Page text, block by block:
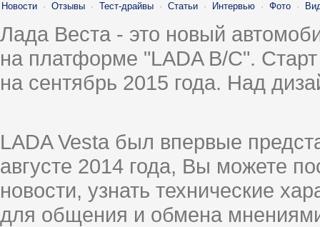
Новости · Отзывы · Тест-драйвы · Статьи · Интервью · Фото ·
Лада Веста - это новый
на платформе "LADA B/C".
на сентябрь 2015 года. Над
LADA Vesta был впервые
августе 2014 года, Вы можете
новости, узнать технические
для общения и обмена